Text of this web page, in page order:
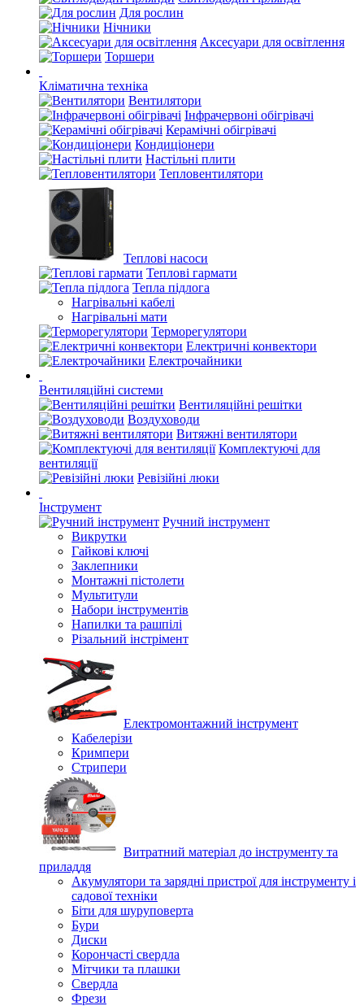
Для рослин
Нічники
Аксесуари для освітлення
Торшери
Кліматична техніка
Вентилятори
Інфрачервоні обігрівачі
Керамічні обігрівачі
Кондиціонери
Настільні плити
Тепловентилятори
Теплові насоси
Теплові гармати
Тепла підлога
Нагрівальні кабелі
Нагрівальні мати
Терморегулятори
Електричні конвектори
Електрочайники
Вентиляційні системи
Вентиляційні решітки
Воздуховоди
Витяжні вентилятори
Комплектуючі для
вентиляції
Ревізійні люки
Інструмент
Ручний інструмент
Викрутки
Гайкові ключі
Заклепники
Монтажні пістолети
Мультитули
Набори інструментів
Напилки та рашпілі
Різальний інстрімент
Електромонтажний інструмент
Кабелерізи
Кримпери
Стрипери
Витратний матеріал до інструменту та
приладдя
Акумулятори та зарядні пристрої для інструменту і
садової техніки
Біти для шуруповерта
Бури
Диски
Корончасті свердла
Мітчики та плашки
Свердла
Фрези